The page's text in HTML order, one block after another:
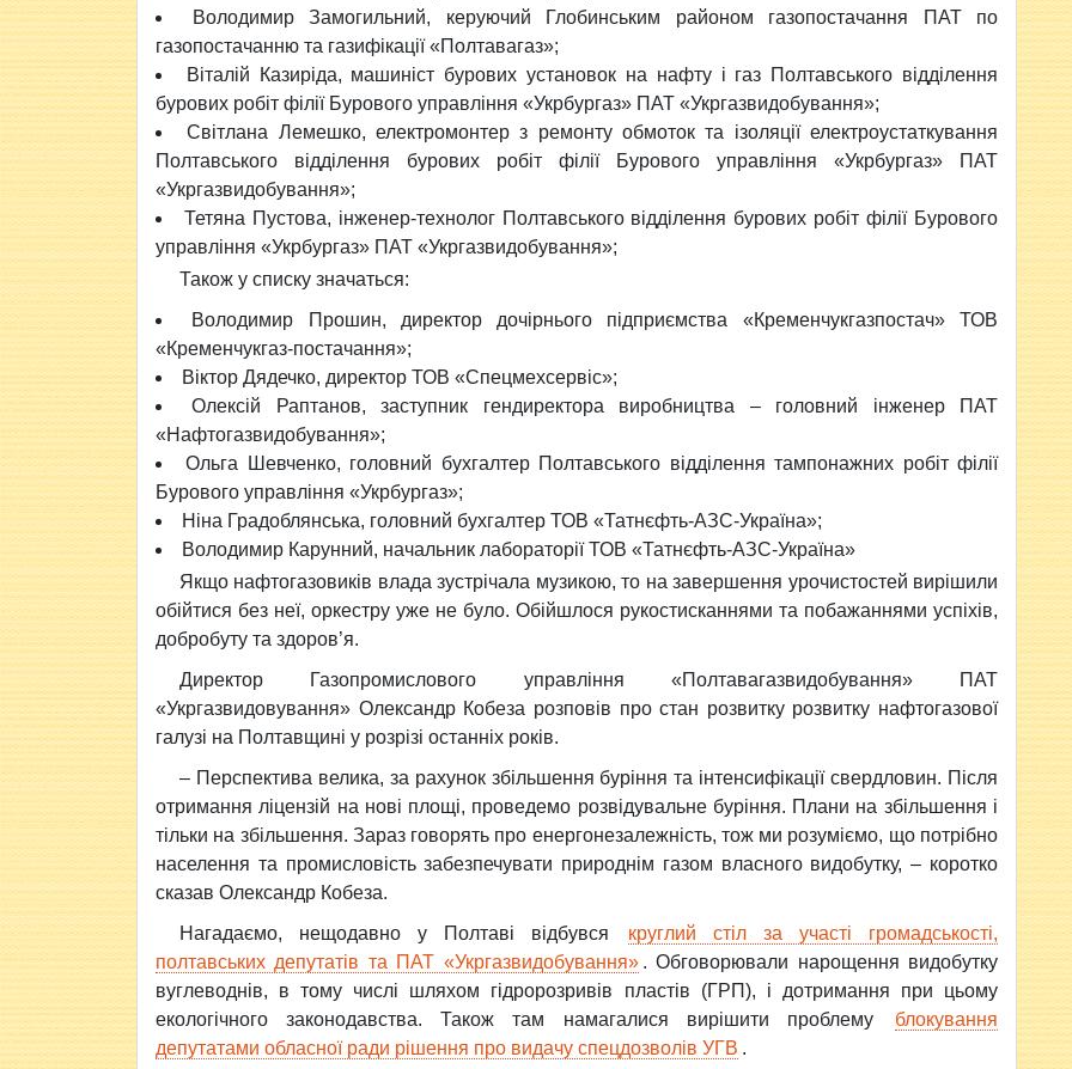
Володимир Замогильний, керуючий Глобинським районом газопостачання ПАТ по
газопостачанню та газифікації «Полтавагаз»;
Віталій Казиріда, машиніст бурових установок на нафту і газ Полтавського відділення
бурових робіт філії Бурового управління «Укрбургаз» ПАТ «Укргазвидобування»;
Світлана Лемешко, електромонтер з ремонту обмоток та ізоляції електроустаткування
Полтавського відділення бурових робіт філії Бурового управління «Укрбургаз» ПАТ
«Укргазвидобування»;
Тетяна Пустова, інженер-технолог Полтавського відділення бурових робіт філії Бурового
управління «Укрбургаз» ПАТ «Укргазвидобування»;
Також у списку значаться:
Володимир Прошин, директор дочірнього підприємства «Кременчукгазпостач» ТОВ
«Кременчукгаз-постачання»;
Віктор Дядечко, директор ТОВ «Спецмехсервіс»;
Олексій Раптанов, заступник гендиректора виробництва – головний інженер ПАТ
«Нафтогазвидобування»;
Ольга Шевченко, головний бухгалтер Полтавського відділення тампонажних робіт філії
Бурового управління «Укрбургаз»;
Ніна Градоблянська, головний бухгалтер ТОВ «Татнєфть-АЗС-Україна»;
Володимир Карунний, начальник лабораторії ТОВ «Татнєфть-АЗС-Україна»
Якщо нафтогазовиків влада зустрічала музикою, то на завершення урочистостей вирішили
обійтися без неї, оркестру уже не було. Обійшлося рукостисканнями та побажаннями успіхів,
добробуту та здоров’я.
Директор Газопромислового управління «Полтавагазвидобування» ПАТ
«Укргазвидовування» Олександр Кобеза розповів про стан розвитку розвитку нафтогазової
галузі на Полтавщині у розрізі останніх років.
– Перспектива велика, за рахунок збільшення буріння та інтенсифікації свердловин. Після
отримання ліцензій на нові площі, проведемо розвідувальне буріння. Плани на збільшення і
тільки на збільшення. Зараз говорять про енергонезалежність, тож ми розуміємо, що потрібно
населення та промисловість забезпечувати природнім газом власного видобутку, – коротко
сказав Олександр Кобеза.
Нагадаємо, нещодавно у Полтаві відбувся
круглий стіл за участі громадськості,
полтавських депутатів та ПАТ «Укргазвидобування» . Обговорювали нарощення видобутку
вуглеводнів, в тому числі шляхом гідророзривів пластів (ГРП), і дотримання при цьому
екологічного законодавства. Також там намагалися вирішити проблему
блокування
депутатами обласної ради рішення про видачу спецдозволів УГВ .